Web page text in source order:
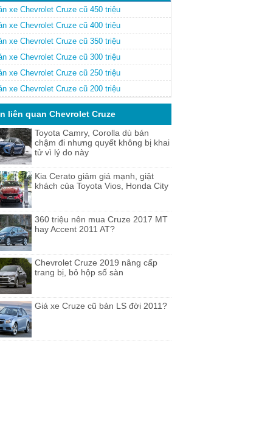
xe Chevrolet Cruze cũ 450 triệu
xe Chevrolet Cruze cũ 400 triệu
xe Chevrolet Cruze cũ 350 triệu
xe Chevrolet Cruze cũ 300 triệu
xe Chevrolet Cruze cũ 250 triệu
xe Chevrolet Cruze cũ 200 triệu
liên quan Chevrolet Cruze
Toyota Camry, Corolla dù bán
chậm đi nhưng quyết không bị khai
tử vì lý do này
Kia Cerato giảm giá mạnh, giật
khách của Toyota Vios, Honda City
360 triệu nên mua Cruze 2017 MT
hay Accent 2011 AT?
Chevrolet Cruze 2019 nâng cấp
trang bị, bỏ hộp số sàn
Giá xe Cruze cũ bản LS đời 2011?